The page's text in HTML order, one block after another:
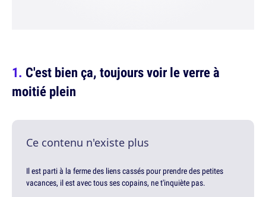
C'est bien ça, toujours voir le verre à
moitié plein
Ce contenu n'existe plus
Il est parti à la ferme des liens cassés pour prendre des petites
vacances, il est avec tous ses copains, ne t'inquiète pas.